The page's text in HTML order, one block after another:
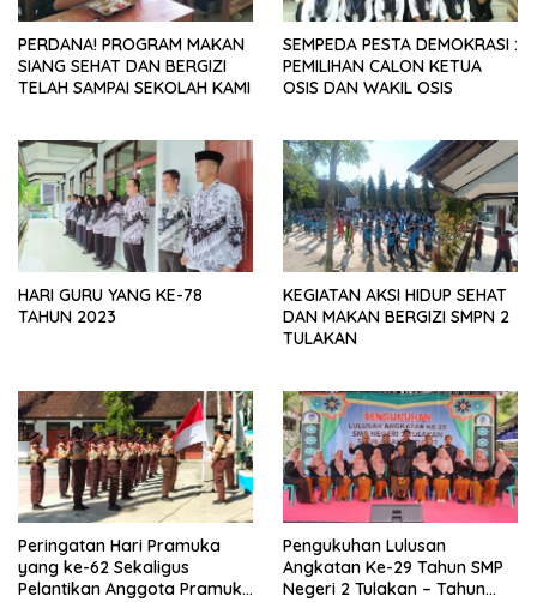
PERDANA! PROGRAM MAKAN
SIANG SEHAT DAN BERGIZI
TELAH SAMPAI SEKOLAH KAMI
SEMPEDA PESTA DEMOKRASI :
PEMILIHAN CALON KETUA
OSIS DAN WAKIL OSIS
HARI GURU YANG KE-78
TAHUN 2023
KEGIATAN AKSI HIDUP SEHAT
DAN MAKAN BERGIZI SMPN 2
TULAKAN
Peringatan Hari Pramuka
yang ke-62 Sekaligus
Pelantikan Anggota Pramuka
Pengukuhan Lulusan
Angkatan Ke-29 Tahun SMP
Negeri 2 Tulakan – Tahun